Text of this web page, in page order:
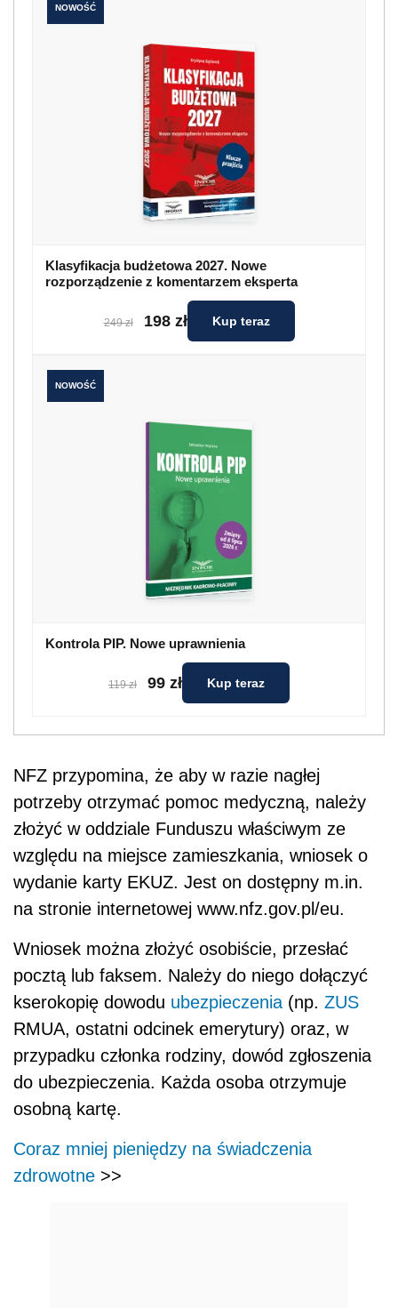
NOWOŚĆ
Klasyfikacja budżetowa 2027. Nowe
rozporządzenie z komentarzem eksperta
249 zł 198 zł Kup teraz
NOWOŚĆ
Kontrola PIP. Nowe uprawnienia
119 zł 99 zł Kup teraz
NFZ przypomina, że aby w razie nagłej
potrzeby otrzymać pomoc medyczną, należy
złożyć w oddziale Funduszu właściwym ze
względu na miejsce zamieszkania, wniosek o
wydanie karty EKUZ. Jest on dostępny m.in.
na stronie internetowej www.nfz.gov.pl/eu.
Wniosek można złożyć osobiście, przesłać
pocztą lub faksem. Należy do niego dołączyć
kserokopię dowodu ubezpieczenia (np. ZUS
RMUA, ostatni odcinek emerytury) oraz, w
przypadku członka rodziny, dowód zgłoszenia
do ubezpieczenia. Każda osoba otrzymuje
osobną kartę.
Coraz mniej pieniędzy na świadczenia
zdrowotne >>